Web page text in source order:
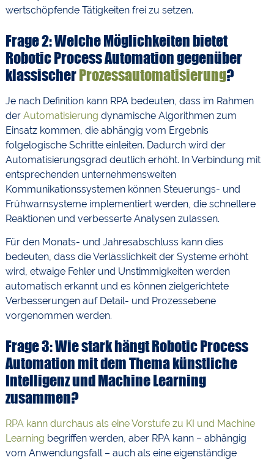
wertschöpfende Tätigkeiten frei zu setzen.
Frage 2: Welche Möglichkeiten bietet
Robotic Process Automation gegenüber
klassischerProzessautomatisierung?
Je nach Definition kann RPA bedeuten, dass im Rahmen
der Automatisierung dynamische Algorithmen zum
Einsatz kommen, die abhängig vom Ergebnis
folgelogische Schritte einleiten. Dadurch wird der
Automatisierungsgrad deutlich erhöht. In Verbindung mit
entsprechenden unternehmensweiten
Kommunikationssystemen können Steuerungs- und
Frühwarnsysteme implementiert werden, die schnellere
Reaktionen und verbesserte Analysen zulassen.
Für den Monats- und Jahresabschluss kann dies
bedeuten, dass die Verlässlichkeit der Systeme erhöht
wird, etwaige Fehler und Unstimmigkeiten werden
automatisch erkannt und es können zielgerichtete
Verbesserungen auf Detail- und Prozessebene
vorgenommen werden.
Frage 3: Wie stark hängt Robotic Process
Automation mit dem Thema künstliche
Intelligenz und Machine Learning
zusammen?
RPA kann durchaus als eine Vorstufe zu KI und Machine
Learning begriffen werden, aber RPA kann – abhängig
vom Anwendungsfall – auch als eine eigenständige